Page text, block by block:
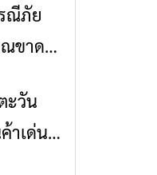
ข่าวเชียงราย
ณีภัย
ขาด
ข่าวเชียงราย
ะวัน
าเด่น